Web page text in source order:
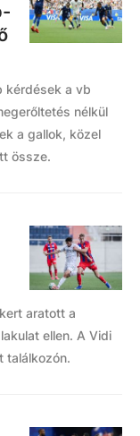
kérdések a vb
nélkül
a gallok, közel
össze.
aratott a
ellen. A Vidi
találkozón.